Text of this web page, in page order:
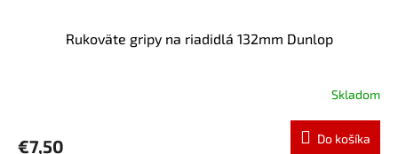
Rukoväte gripy na riadidlá 132mm Dunlop
Skladom
€7,50 Do košíka